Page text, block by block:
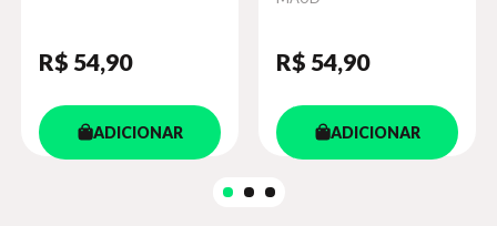
R$ 54,90
ADICIONAR
R$ 54,90
ADICIONAR